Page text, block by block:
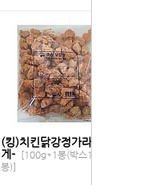
(킹)치킨닭강정가라아
게-
[100g*1봉(박스10
봉)]